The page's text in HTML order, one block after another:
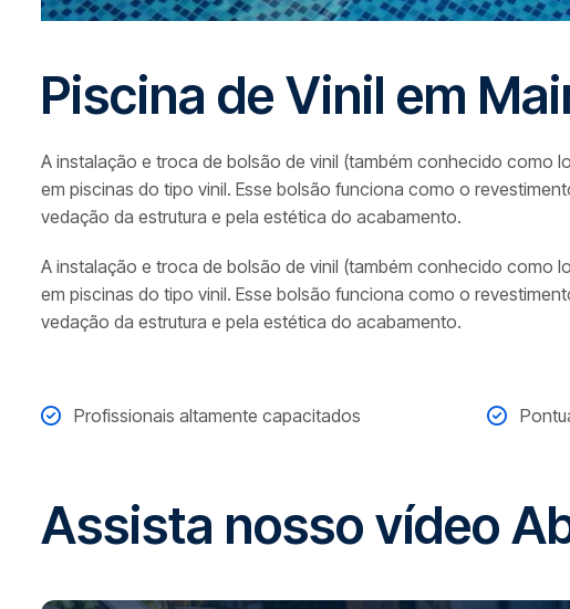
Piscina deVinil em Mai
A instalação e troca de bolsão de vinil (também conhecido como
em piscinas do tipo vinil. Esse bolsão funciona como o
vedação da estrutura e pela estética do acabamento.
A instalação e troca de bolsão de vinil (também conhecido como
em piscinas do tipo vinil. Esse bolsão funciona como o
vedação da estrutura e pela estética do acabamento.
Profissionais altamente capacitados
Assista nossovídeoA